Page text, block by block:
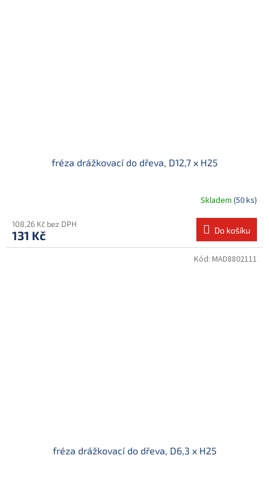
fréza drážkovací do dřeva, D12,7 x H25
Skladem (50 ks)
108,26 Kč bez DPH
131 Kč Do košíku
fréza drážkovací do dřeva, D6,3 x H25
Kód: MAD8802111